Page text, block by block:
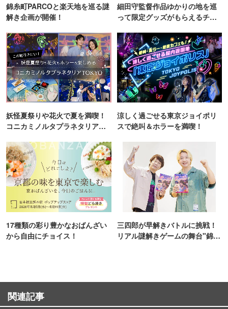
錦糸町PARCOと楽天地を巡る謎
解き企画が開催！
細田守監督作品ゆかりの地を巡
って限定グッズがもらえるチャ
妖怪夏祭りや花火で夏を満喫！
コニカミノルタプラネタリア
涼しく過ごせる東京ジョイポリ
スで絶叫＆ホラーを満喫！
17種類の彩り豊かなおばんざい
から自由にチョイス！
三四郎が早解きバトルに挑戦！
リアル謎解きゲームの舞台"錦糸
関連記事